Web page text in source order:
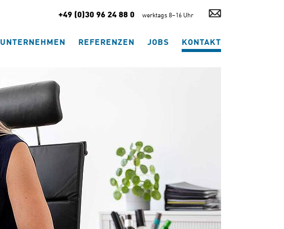
+49 (0)30 96 24 88 0 werktags 8–16 Uhr mail(at)grohmann-
UNTERNEHMEN REFERENZEN JOBS KONTAKT